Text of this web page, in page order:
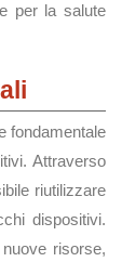
per la salute
fondamentale
Attraverso
riutilizzare
dispositivi.
risorse,